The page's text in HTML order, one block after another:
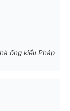
ống kiểu Pháp